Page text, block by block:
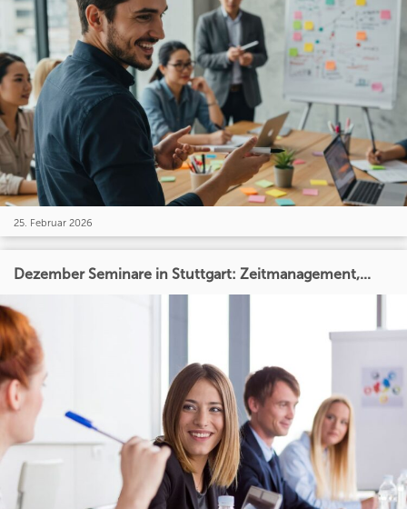
25. Februar 2026
Dezember Seminare in Stuttgart: Zeitmanagement,...